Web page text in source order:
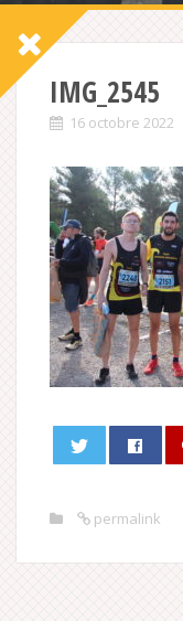
IMG_2545
16 octobre 2022
permalink